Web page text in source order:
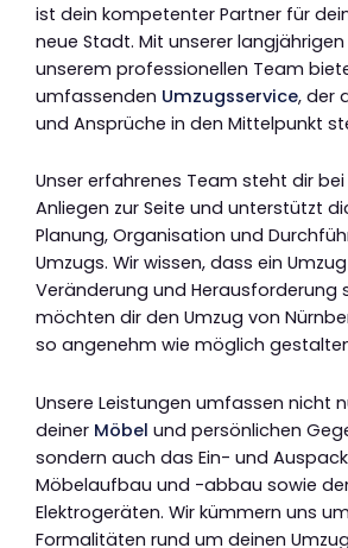
ist dein kompetenter Partner für
neue Stadt. Mit unserer
unserem professionellen Team
umfassenden Umzugsservice, der
und Ansprüche in den Mittelpunkt
Unser erfahrenes Team steht dir
Anliegen zur Seite und unterstützt
Planung, Organisation und
Umzugs. Wir wissen, dass ein
Veränderung und Herausforderung
möchten dir den Umzug von
so angenehm wie möglich
Unsere Leistungen umfassen nicht
deiner Möbel und persönlichen
sondern auch das Ein- und
Möbelaufbau und -abbau sowie
Elektrogeräten. Wir kümmern uns
Formalitäten rund um deinen